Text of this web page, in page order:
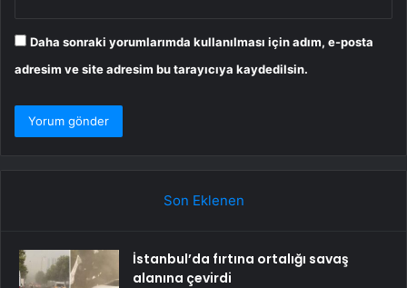
Daha sonraki yorumlarımda kullanılması için adım, e-posta
adresim ve site adresim bu tarayıcıya kaydedilsin.
Son Eklenen
İstanbul’da fırtına ortalığı savaş
alanına çevirdi